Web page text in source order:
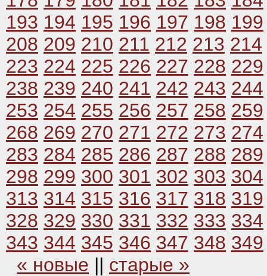
193 194 195 196 197 198 199
208 209 210 211 212 213 214
223 224 225 226 227 228 229
238 239 240 241 242 243 244
253 254 255 256 257 258 259
268 269 270 271 272 273 274
283 284 285 286 287 288 289
298 299 300 301 302 303 304
313 314 315 316 317 318 319
328 329 330 331 332 333 334
343 344 345 346 347 348 349
« новые || старые »